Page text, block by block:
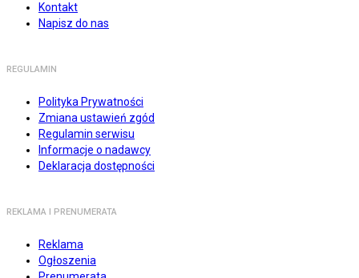
Kontakt
Napisz do nas
REGULAMIN
Polityka Prywatności
Zmiana ustawień zgód
Regulamin serwisu
Informacje o nadawcy
Deklaracja dostępności
REKLAMA I PRENUMERATA
Reklama
Ogłoszenia